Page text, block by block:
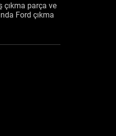
çıkma parça ve
Ford çıkma